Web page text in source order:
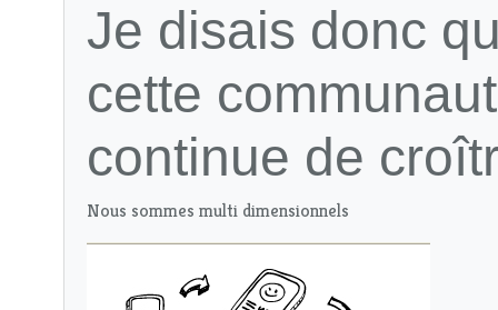
Je disais donc
cette
continue de
Nous sommes multi dimensionnels